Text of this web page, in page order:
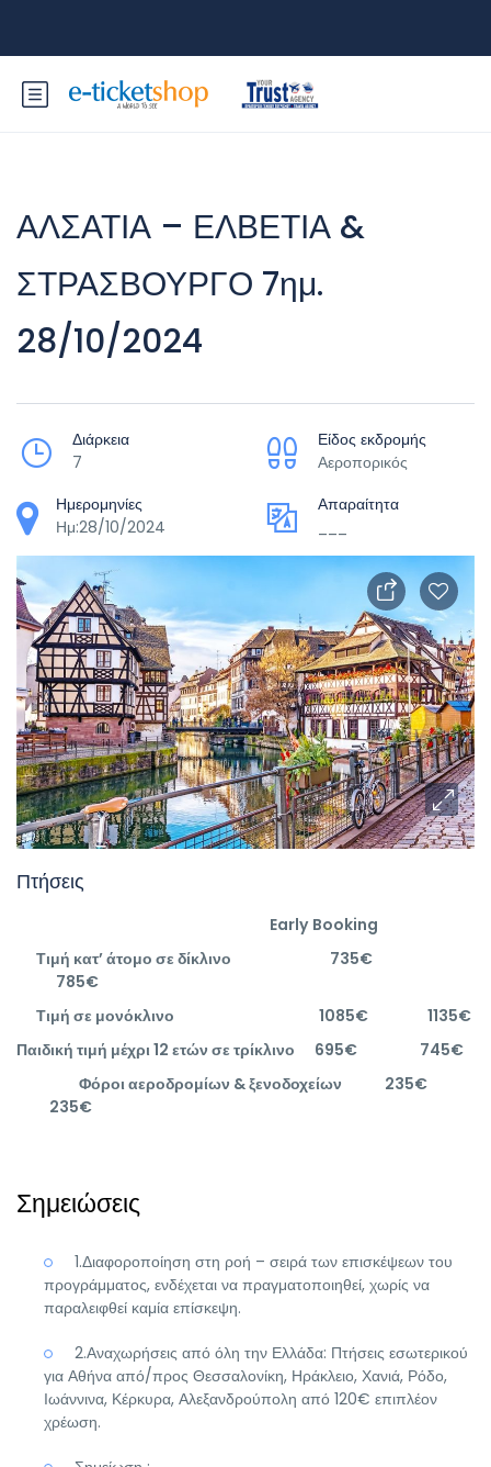
ΑΛΣΑΤΙΑ – ΕΛΒΕΤΙΑ &
ΣΤΡΑΣΒΟΥΡΓΟ 7ημ.
28/10/2024
Διάρκεια
7
Είδος εκδρομής
Αεροπορικός
Ημερομηνίες
Ημ:28/10/2024
Απαραίτητα
Πτήσεις
Early Booking
Τιμή κατ’ άτομο σε δίκλινο 735€
785€
Τιμή σε μονόκλινο 1085€ 1135€
Παιδική τιμή μέχρι 12 ετών σε τρίκλινο 695€ 745€
Φόροι αεροδρομίων & ξενοδοχείων 235€
235€
Σημειώσεις
1.Διαφοροποίηση στη ροή – σειρά των επισκέψεων του
προγράμματος, ενδέχεται να πραγματοποιηθεί, χωρίς να
παραλειφθεί καμία επίσκεψη.
2.Αναχωρήσεις από όλη την Ελλάδα: Πτήσεις εσωτερικού
για Αθήνα από/προς Θεσσαλονίκη, Ηράκλειο, Χανιά, Ρόδο,
Ιωάννινα, Κέρκυρα, Αλεξανδρούπολη από 120€ επιπλέον
χρέωση.